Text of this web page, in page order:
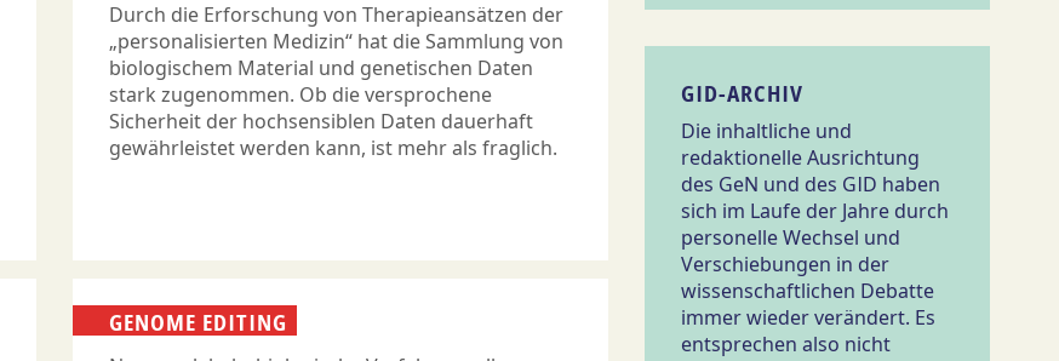
Durch die Erforschung von Therapieansätzen der
„personalisierten Medizin“ hat die Sammlung von
biologischem Material und genetischen Daten
stark zugenommen. Ob die versprochene
Sicherheit der hochsensiblen Daten dauerhaft
gewährleistet werden kann, ist mehr als fraglich.
GENOME EDITING
GID-ARCHIV
Die inhaltliche und
redaktionelle Ausrichtung
des GeN und des GID haben
sich im Laufe der Jahre durch
personelle Wechsel und
Verschiebungen in der
wissenschaftlichen Debatte
immer wieder verändert. Es
entsprechen also nicht